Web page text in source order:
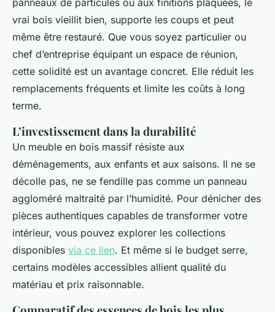
panneaux de particules ou aux finitions plaquées, le
vrai bois vieillit bien, supporte les coups et peut
même être restauré. Que vous soyez particulier ou
chef d’entreprise équipant un espace de réunion,
cette solidité est un avantage concret. Elle réduit les
remplacements fréquents et limite les coûts à long
terme.
L’investissement dans la durabilité
Un meuble en bois massif résiste aux
déménagements, aux enfants et aux saisons. Il ne se
décolle pas, ne se fendille pas comme un panneau
aggloméré maltraité par l’humidité. Pour dénicher des
pièces authentiques capables de transformer votre
intérieur, vous pouvez explorer les collections
disponibles via ce lien. Et même si le budget serre,
certains modèles accessibles allient qualité du
matériau et prix raisonnable.